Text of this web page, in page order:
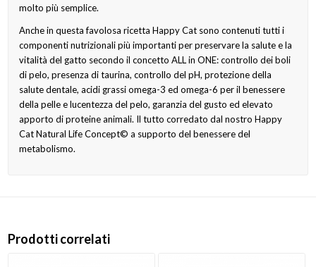
molto più semplice.
Anche in questa favolosa ricetta Happy Cat sono contenuti tutti i
componenti nutrizionali più importanti per preservare la salute e la
vitalità del gatto secondo il concetto ALL in ONE: controllo dei boli
di pelo, presenza di taurina, controllo del pH, protezione della
salute dentale, acidi grassi omega-3 ed omega-6 per il benessere
della pelle e lucentezza del pelo, garanzia del gusto ed elevato
apporto di proteine animali. Il tutto corredato dal nostro Happy
Cat Natural Life Concept© a supporto del benessere del
metabolismo.
Prodotti correlati